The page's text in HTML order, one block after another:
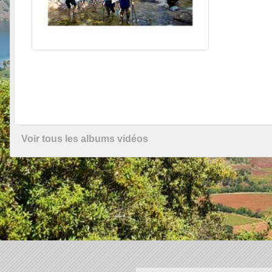
Voir tous les albums vidéos